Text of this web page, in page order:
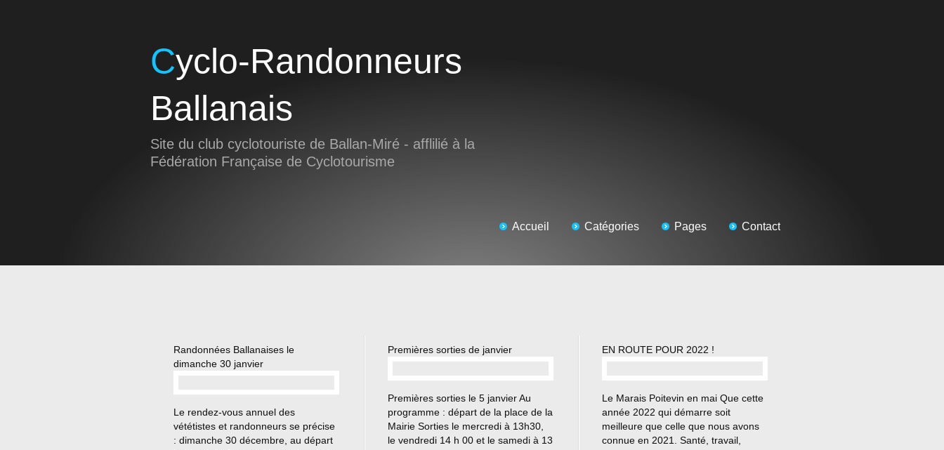
Cyclo-Randonneurs
Ballanais
Site du club cyclotouriste de Ballan-Miré - afflilié à la
Fédération Française de Cyclotourisme
Accueil Catégories Pages Contact
Randonnées Ballanaises le
dimanche 30 janvier
Le rendez-vous annuel des
vététistes et randonneurs se précise
: dimanche 30 décembre, au départ
Premières sorties de janvier
Premières sorties le 5 janvier Au
programme : départ de la place de la
Mairie Sorties le mercredi à 13h30,
le vendredi 14 h 00 et le samedi à 13
EN ROUTE POUR 2022 !
Le Marais Poitevin en mai Que cette
année 2022 qui démarre soit
meilleure que celle que nous avons
connue en 2021. Santé, travail,